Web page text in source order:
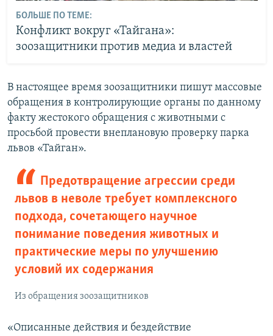
БОЛЬШЕ ПО ТЕМЕ:
Конфликт вокруг «Тайгана»:
зоозащитники против медиа и властей
В настоящее время зоозащитники пишут массовые
обращения в контролирующие органы по данному
факту жестокого обращения с животными с
просьбой провести внеплановую проверку парка
львов «Тайган».
Предотвращение агрессии среди
львов в неволе требует комплексного
подхода, сочетающего научное
понимание поведения животных и
практические меры по улучшению
условий их содержания
Из обращения зоозащитников
«Описанные действия и бездействие